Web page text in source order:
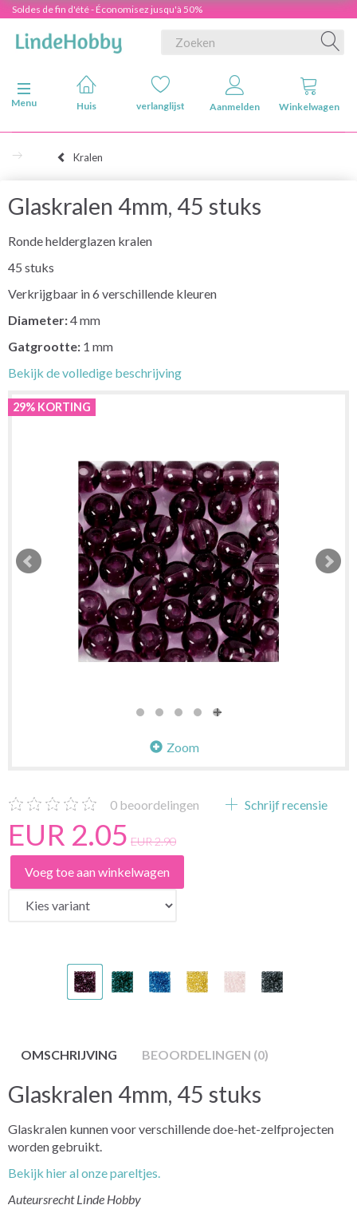
Soldes de fin d'été - Économisez jusqu'à 50%
Navigatie in-/uitschakelen
Menu
Huis verlanglijst Aanmelden Winkelwagen
Kralen
Glaskralen 4mm, 45 stuks
Ronde helderglazen kralen
45 stuks
Verkrijgbaar in 6 verschillende kleuren
Diameter:4 mm
Gatgrootte: 1 mm
Bekijk de volledige beschrijving
29% KORTING
Zoom
0 beoordelingen Schrijf recensie
EUR 2.05 EUR 2.90
Voeg toe aan winkelwagen
OMSCHRIJVING BEOORDELINGEN (0)
Glaskralen 4mm, 45 stuks
Glaskralen kunnen voor verschillende doe-het-zelfprojecten
worden gebruikt.
Bekijk hier al onze pareltjes.
Auteursrecht Linde Hobby